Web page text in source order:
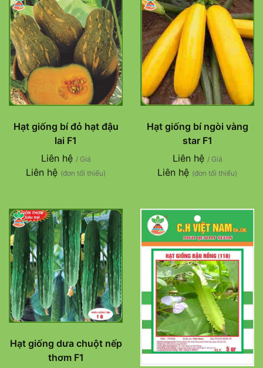
Hạt giống bí đỏ hạt đậu
lai F1
Liên hệ / Giá
Liên hệ (đơn tối thiểu)
Hạt giống bí ngòi vàng
star F1
Liên hệ / Giá
Liên hệ (đơn tối thiểu)
Hạt giống dưa chuột nếp
thơm F1